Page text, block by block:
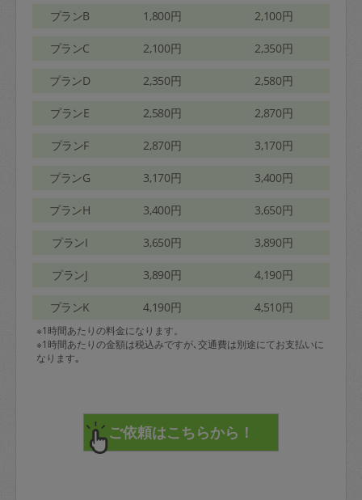
プランB 1,800円 2,100円
プランC 2,100円 2,350円
プランD 2,350円 2,580円
プランE 2,580円 2,870円
プランF 2,870円 3,170円
プランG 3,170円 3,400円
プランH 3,400円 3,650円
プランI 3,650円 3,890円
プランJ 3,890円 4,190円
プランK 4,190円 4,510円
※1時間あたりの料金になります。
※1時間あたりの金額は税込みですが､交通費は別途にてお支払いに
なります｡